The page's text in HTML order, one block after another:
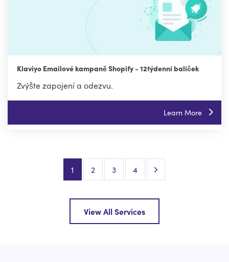
Klaviyo Emailové kampaně Shopify - 12týdenní balíček
Zvýšte zapojení a odezvu.
Learn More
1 2 3 4 Next Page
View All Services